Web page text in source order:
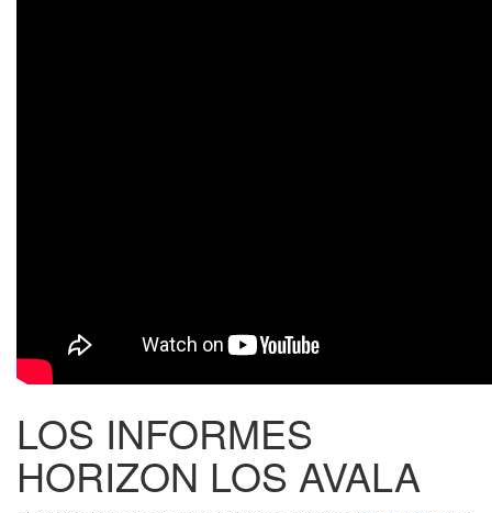
LOS INFORMES
HORIZON LOS AVALA